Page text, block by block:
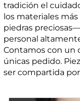
tradición el
los materiales
piedras
personal
Contamos con un
únicas pedido.
ser compartida